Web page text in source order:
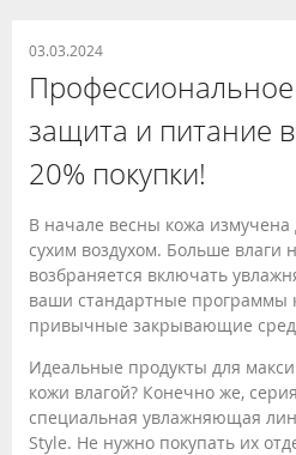
03.03.2024
защита и питание
20% покупки!
В начале весны кожа
сухим воздухом. Больше влаги
возбраняется включать
ваши стандартные программы
привычные закрывающие
Идеальные продукты для
кожи влагой? Конечно же,
специальная увлажняющая
Style. Не нужно покупать их